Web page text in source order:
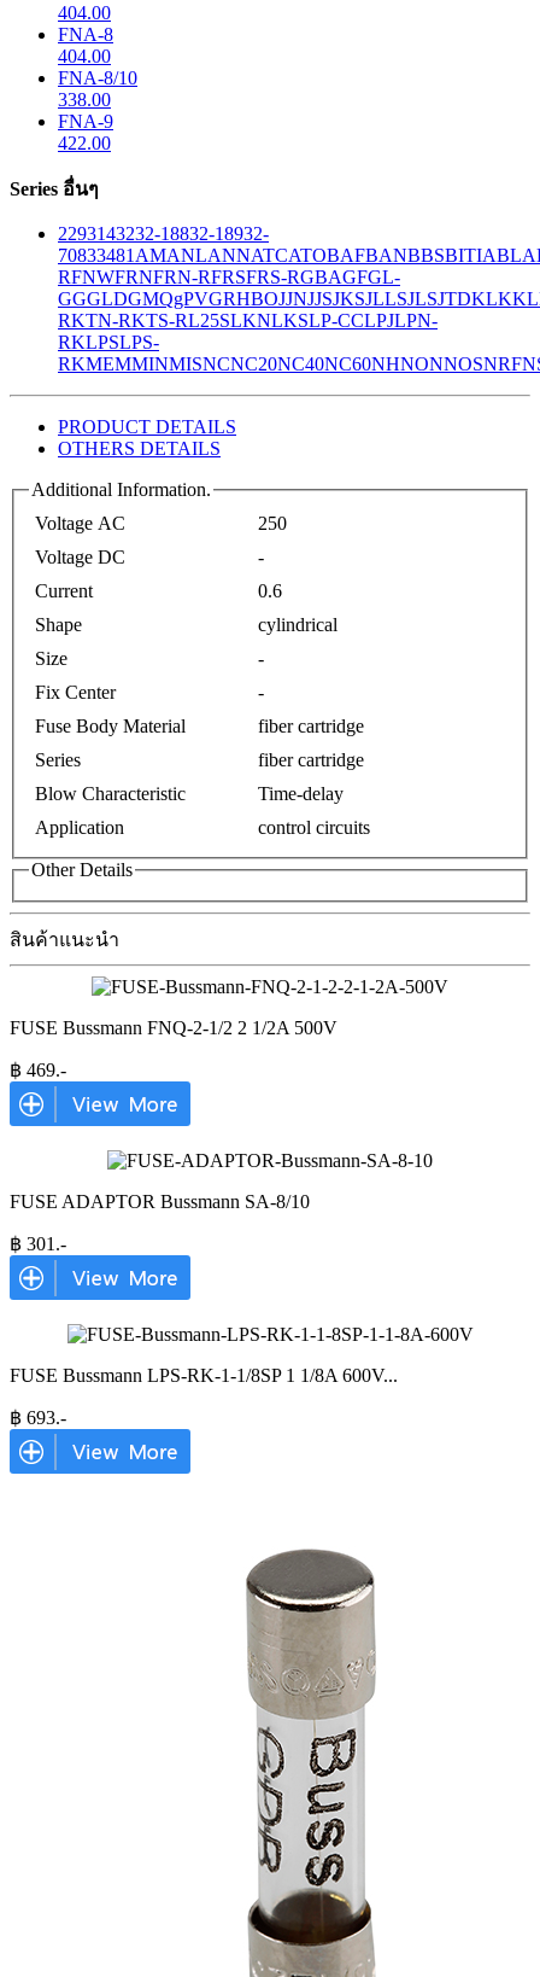
404.00
FNA-8
404.00
FNA-8/10
338.00
FNA-9
422.00
Series อื่นๆ
2293143232-18832-18932-
70833481 AMANLANNATCATOBAFBANBBSBITIABLA
RFNWFRNFRN-RFRSFRS-RGBAGFGL-
GGGLDGMQgPVGRHBOJJNJJSJKSJLLSJLSJTDKLK
RKTN-RKTS-RL25SLKNLKSLP-CCLPJLPN-
RKLPSLPS-
RKMEMMINMISNCNC20NC40NC60NHNONNOSNRF
PRODUCT DETAILS
OTHERS DETAILS
Additional Information.
Voltage AC
250
Voltage DC
-
Current
0.6
Shape
cylindrical
Size
-
Fix Center
-
Fuse Body Material
fiber cartridge
Series
fiber cartridge
Blow Characteristic
Time-delay
Application
control circuits
Other Details
สินค้าแนะนำ
FUSE Bussmann FNQ-2-1/2 2 1/2A 500V
฿ 469.-
FUSE ADAPTOR Bussmann SA-8/10
฿ 301 .-
FUSE Bussmann LPS-RK-1-1/8SP 1 1/8A 600V...
฿ 693.-